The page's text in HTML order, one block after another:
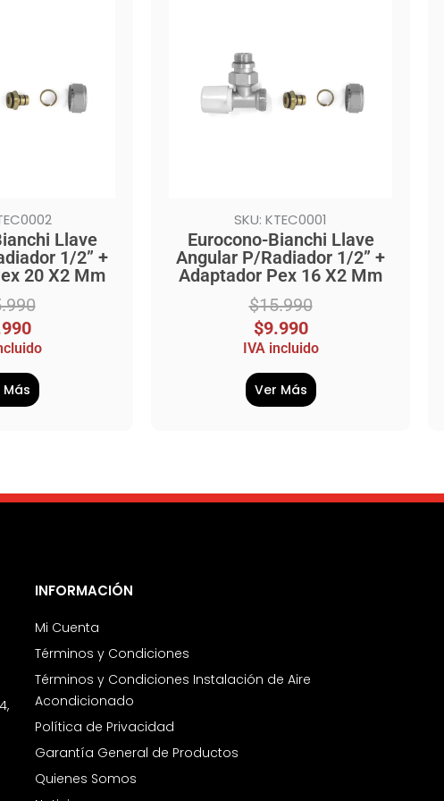
Llave
1/2” +
20 X2 Mm
SKU: KTEC0001
Eurocono-Bianchi Llave
Angular P/Radiador 1/2” +
Adaptador Pex 16 X2 Mm
$15.990
$15.990.
$9.990
IVA incluido
Ver Más
INFORMACIÓN
Mi Cuenta
Términos y Condiciones
Términos y Condiciones Instalación de Aire
Acondicionado
Política de Privacidad
Garantía General de Productos
Quienes Somos